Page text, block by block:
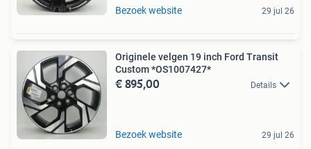
Bezoek website 29 jul 26
Originele velgen 19 inch Ford Transit
Custom *OS1007427*
€ 895,00 Details
Bezoek website 29 jul 26